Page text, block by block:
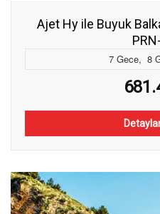
Ajet Hy ile Buyuk
7 Gece, 8